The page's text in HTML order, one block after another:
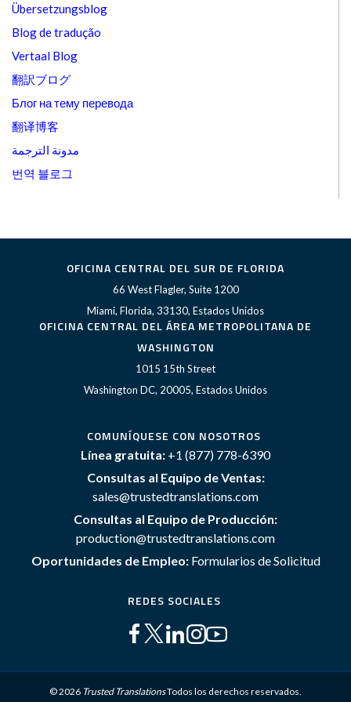
Übersetzungsblog
Blog de tradução
Vertaal Blog
翻訳ブログ
Блог на тему перевода
翻译博客
مدونة الترجمة
번역 블로그
OFICINA CENTRAL DEL SUR DE FLORIDA
66 West Flagler, Suite 1200
Miami, Florida, 33130, Estados Unidos
OFICINA CENTRAL DEL ÁREA METROPOLITANA DE
WASHINGTON
1015 15th Street
Washington DC, 20005, Estados Unidos
COMUNÍQUESE CON NOSOTROS
Línea gratuita: +1 (877) 778-6390
Consultas al Equipo de Ventas:
sales@trustedtranslations.com
Consultas al Equipo de Producción:
production@trustedtranslations.com
Oportunidades de Empleo: Formularios de Solicitud
REDES SOCIALES
© 2026 Trusted TranslationsTodos los derechos reservados.